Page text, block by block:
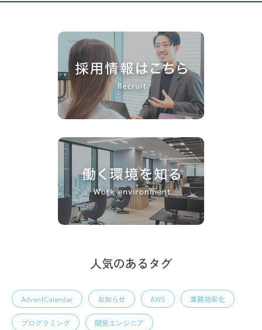
人気のあるタグ
AdventCalendar お知らせ AWS 業務効率化
プログラミング 開発エンジニア